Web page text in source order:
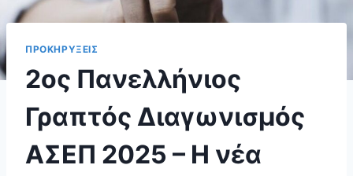
ΠΡΟΚΗΡΥΞΕΙΣ
2ος Πανελλήνιος
Γραπτός Διαγωνισμός
ΑΣΕΠ 2025 – Η νέα